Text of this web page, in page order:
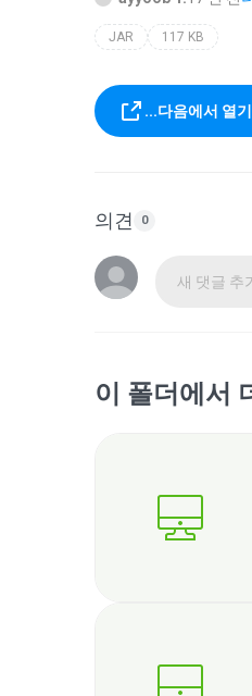
JAR 117 KB
...다음에서 열기
의견 0
새 댓글 추
이 폴더에서